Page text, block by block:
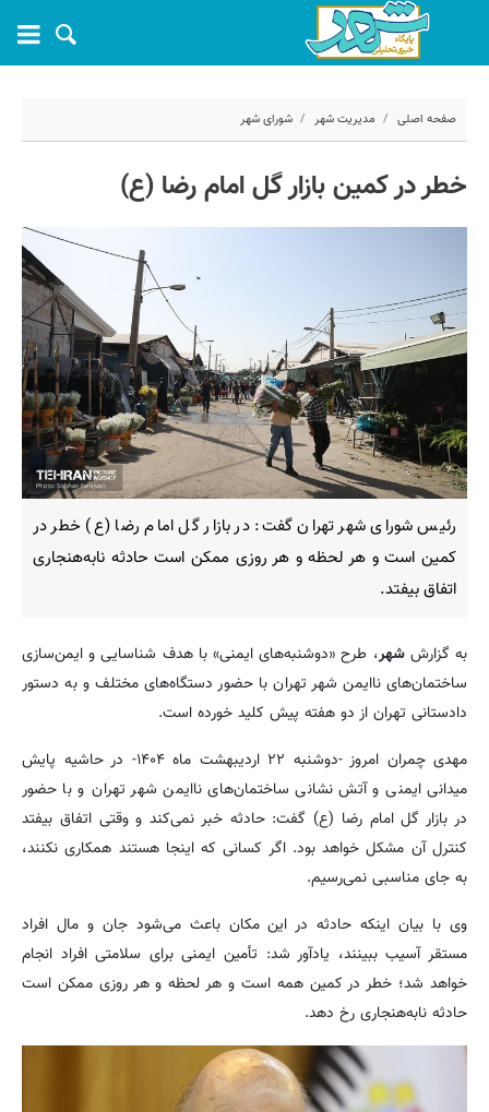
صفحه اصلی مدیریت شهر شورای شهر
کد مطلب: 68239
خطر در کمین بازار گل امام رضا (ع)
رئیس شورای شهر تهران گفت: در بازار گل امام رضا (ع) خطر در
کمین است و هر لحظه و هر روزی ممکن است حادثه نابه‌هنجاری
اتفاق بیفتد.
به گزارششهر، طرح «دوشنبه‌های ایمنی» با هدف شناسایی و ایمن‌سازی
ساختمان‌های ناایمن شهر تهران با حضور دستگاه‌های مختلف و به دستور
دادستانی تهران از دو هفته پیش کلید خورده است.
مهدی چمران امروز -دوشنبه ۲۲ اردیبهشت ماه ۱۴۰۴- در حاشیه پایش
میدانی ایمنی و آتش نشانی ساختمان‌های ناایمن شهر تهران و با حضور
در بازار گل امام رضا (ع) گفت: حادثه خبر نمی‌کند و وقتی اتفاق بیفتد
کنترل آن مشکل خواهد بود. اگر کسانی که اینجا هستند همکاری نکنند،
به جای مناسبی نمی‌رسیم.
وی با بیان اینکه حادثه در این مکان باعث می‌شود جان و مال افراد
مستقر آسیب ببینند، یادآور شد: تأمین ایمنی برای سلامتی افراد انجام
خواهد شد؛ خطر در کمین همه است و هر لحظه و هر روزی ممکن است
حادثه نابه‌هنجاری رخ دهد.